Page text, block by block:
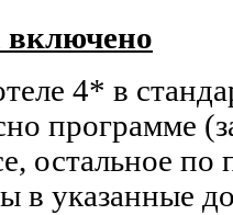
включено
4* в
программе
остальное по
в указанные